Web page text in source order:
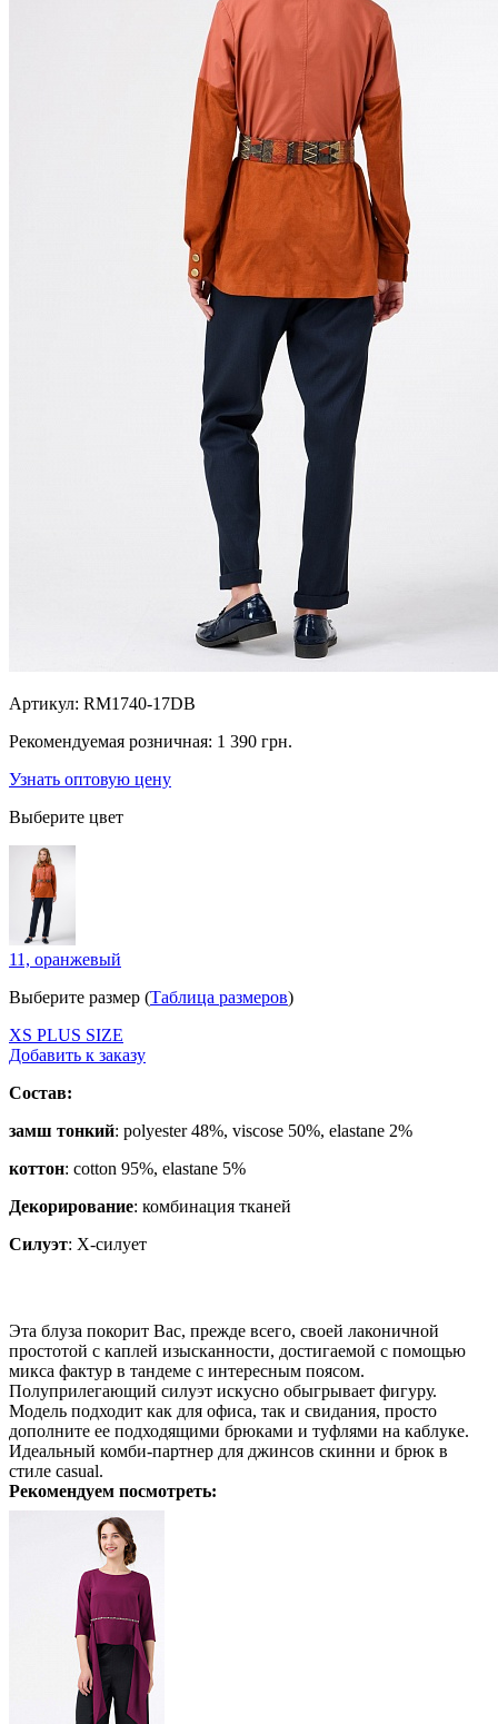
Артикул: RM1740-17DB
Рекомендуемая розничная: 1 390 грн.
Узнать оптовую цену
Выберите цвет
11, оранжевый
Выберите размер (Таблица размеров)
ХS PLUS SIZE
Добавить к заказу
Состав:
замш тонкий: polyester 48%, viscose 50%, elastane 2%
коттон: cotton 95%, elastane 5%
Декорирование: комбинация тканей
Силуэт: Х-силует
Эта блуза покорит Вас, прежде всего, своей лаконичной
простотой с каплей изысканности, достигаемой с помощью
микса фактур в тандеме с интересным поясом.
Полуприлегающий силуэт искусно обыгрывает фигуру.
Модель подходит как для офиса, так и свидания, просто
дополните ее подходящими брюками и туфлями на каблуке.
Идеальный комби-партнер для джинсов скинни и брюк в
стиле casual.
Рекомендуем посмотреть: